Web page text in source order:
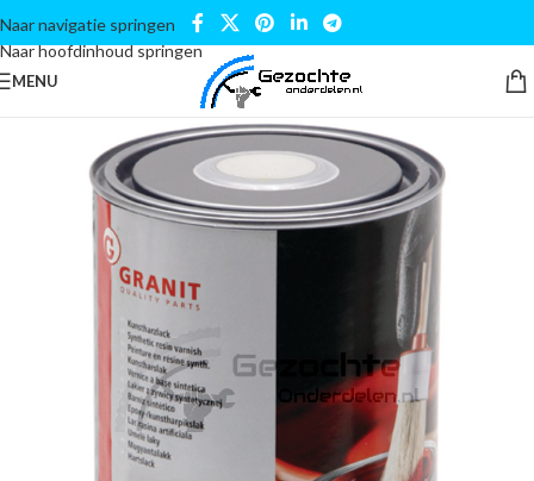
Naar navigatie springen
Naar hoofdinhoud springen
MENU